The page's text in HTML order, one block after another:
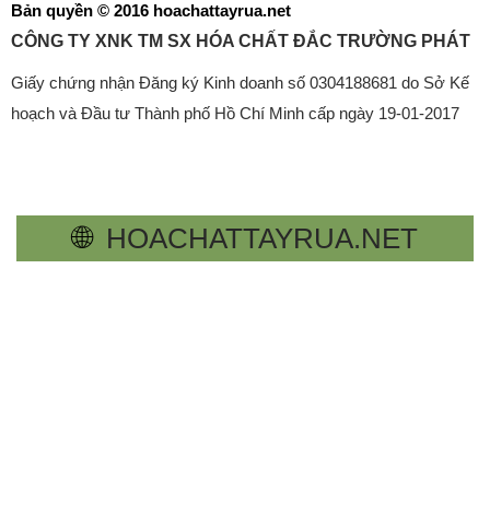
Bản quyền © 2016 hoachattayrua.net
CÔNG TY XNK TM SX HÓA CHẤT ĐẮC TRƯỜNG PHÁT
Giấy chứng nhận Đăng ký Kinh doanh số 0304188681 do Sở Kế
hoạch và Đầu tư Thành phố Hồ Chí Minh cấp ngày 19-01-2017
🌐 HOACHATTAYRUA.NET